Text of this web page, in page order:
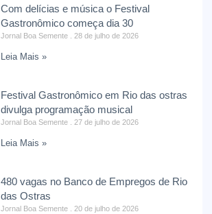
Com delícias e música o Festival
Gastronômico começa dia 30
Jornal Boa Semente 28 de julho de 2026
Leia Mais »
Festival Gastronômico em Rio das ostras
divulga programação musical
Jornal Boa Semente 27 de julho de 2026
Leia Mais »
480 vagas no Banco de Empregos de Rio
das Ostras
Jornal Boa Semente 20 de julho de 2026